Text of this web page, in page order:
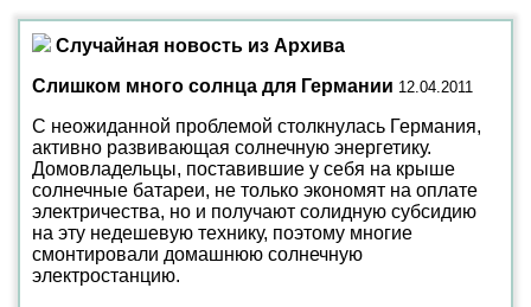
Случайная новость из Архива
Слишком много солнца для Германии 12.04.2011
С неожиданной проблемой столкнулась Германия,
активно развивающая солнечную энергетику.
Домовладельцы, поставившие у себя на крыше
солнечные батареи, не только экономят на оплате
электричества, но и получают солидную субсидию
на эту недешевую технику, поэтому многие
смонтировали домашнюю солнечную
электростанцию.